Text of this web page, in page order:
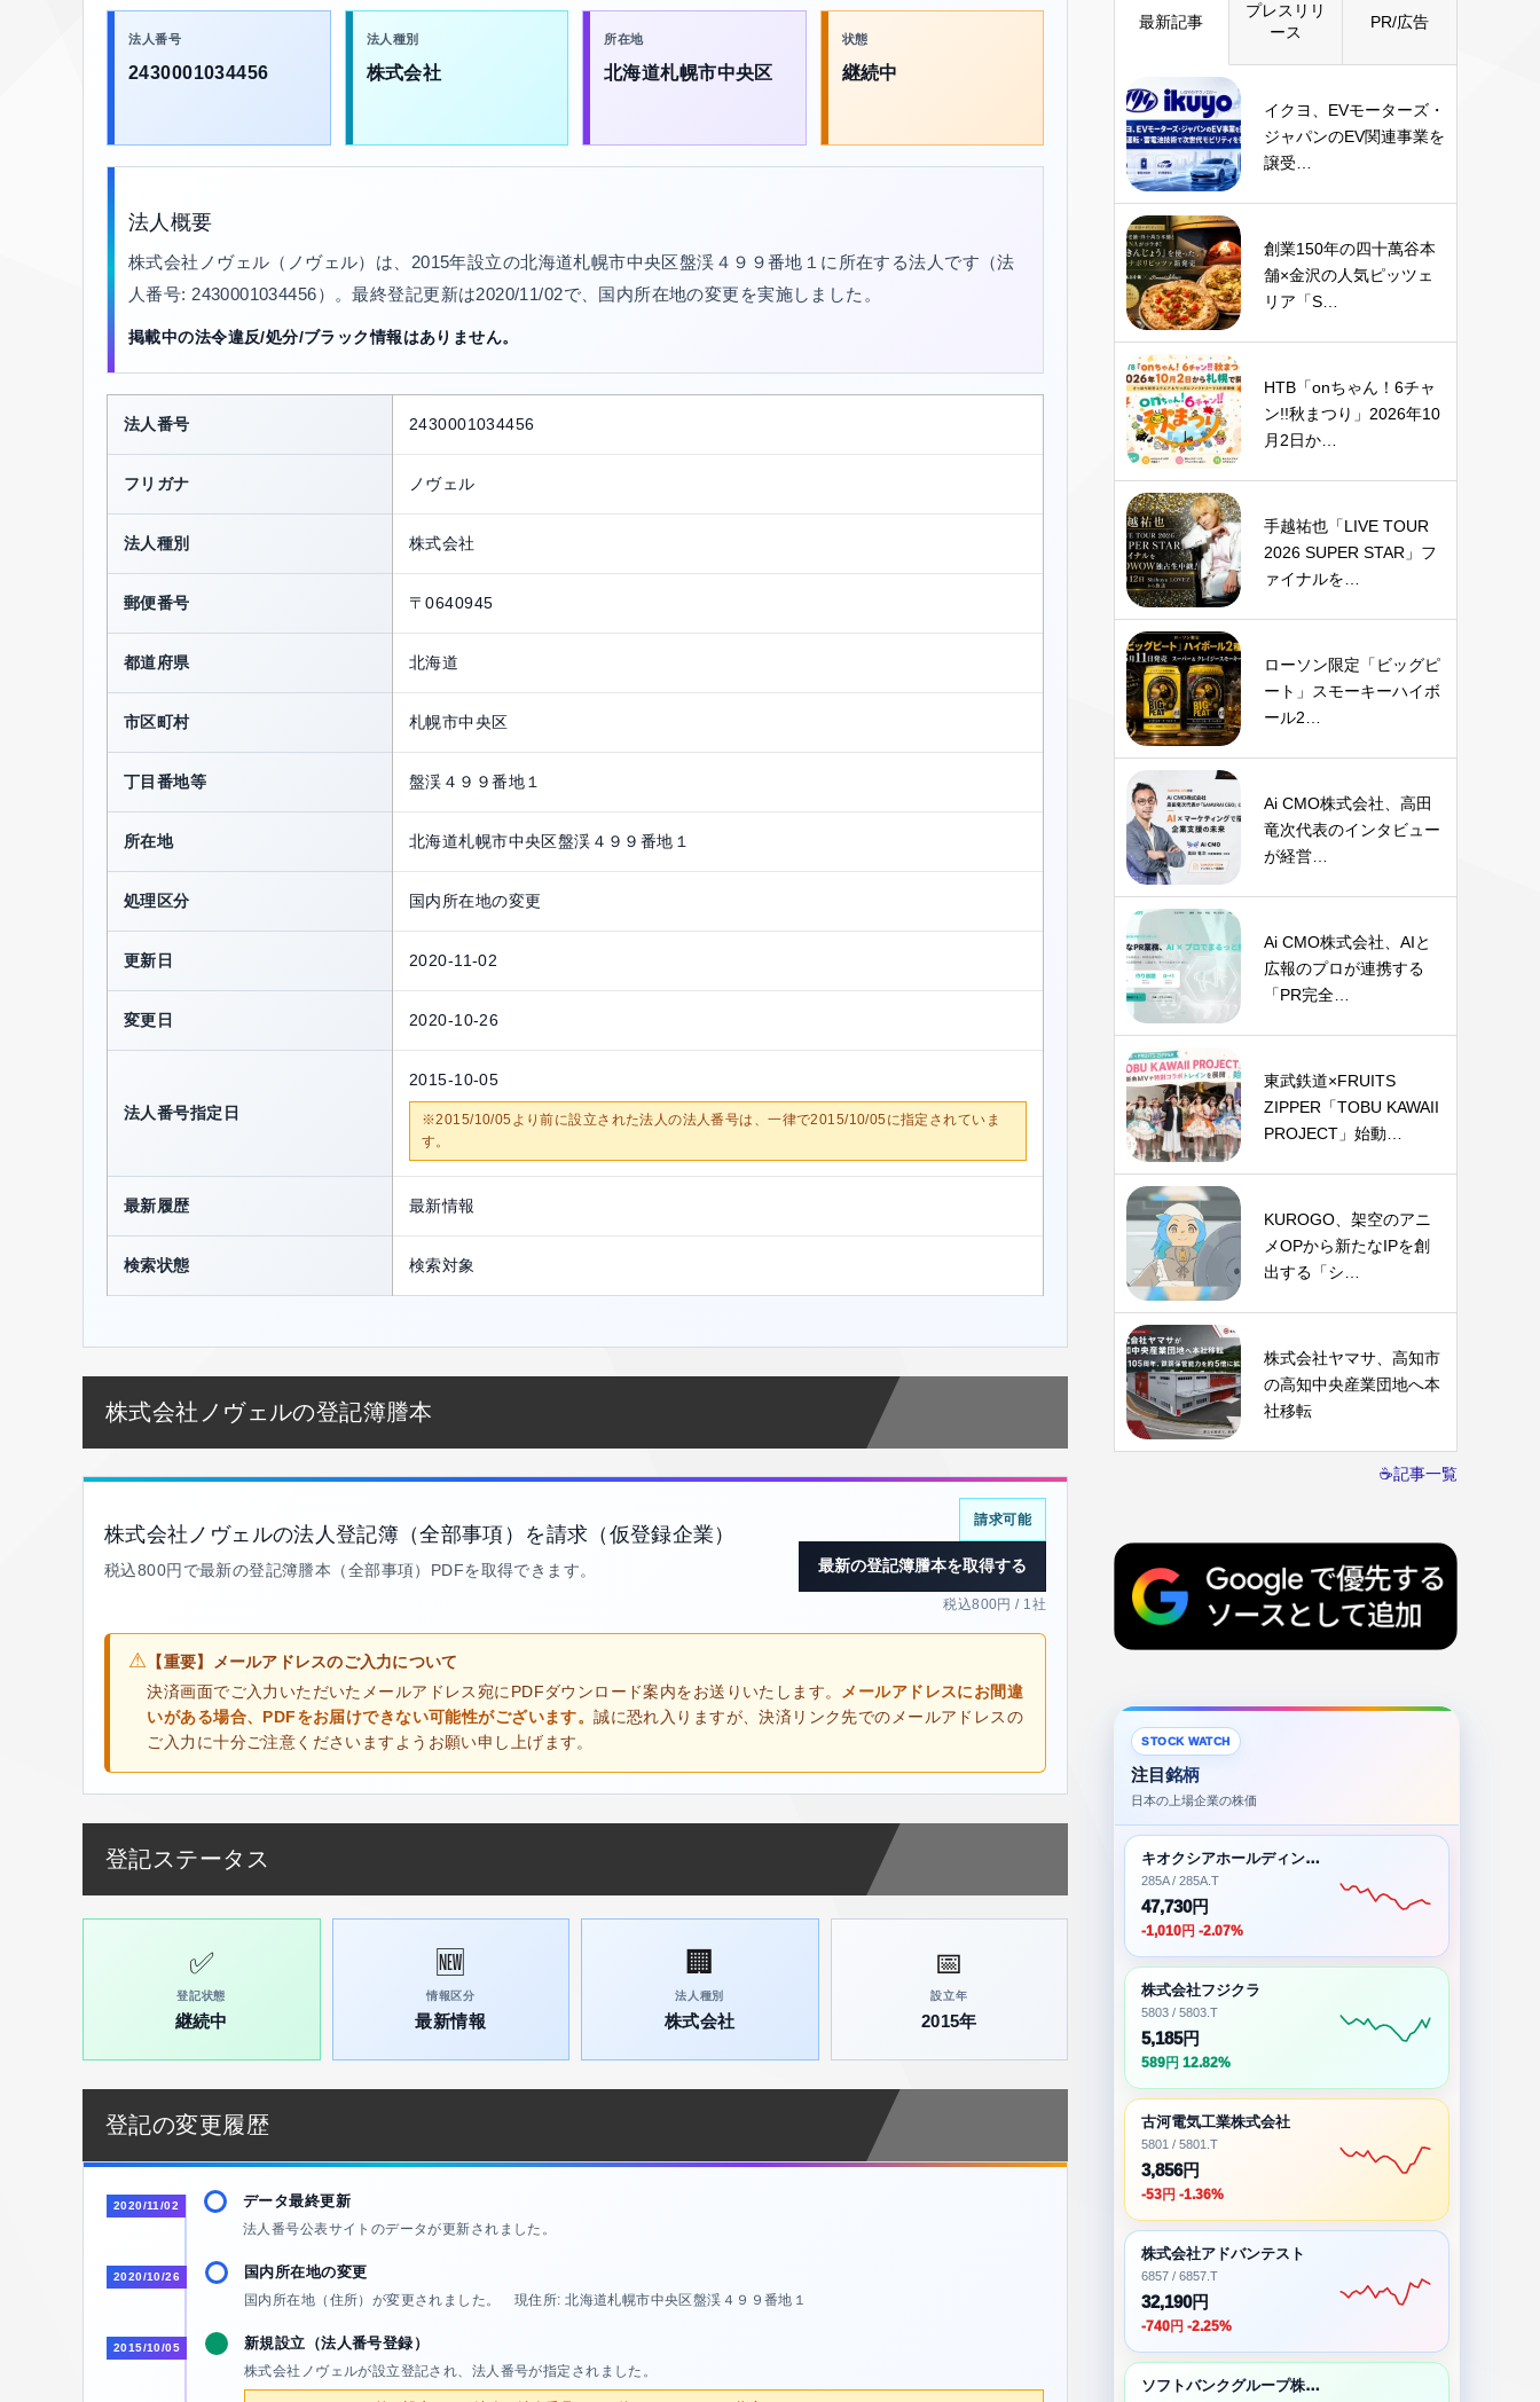
法人番号
2430001034456
法人種別
株式会社
所在地
北海道札幌市中央区
状態
継続中
法人概要
株式会社ノヴェル（ノヴェル）は、2015年設立の北海道札幌市中央区盤渓４９９番地１に所在する法人です（法
人番号: 2430001034456）。最終登記更新は2020/11/02で、国内所在地の変更を実施しました。
掲載中の法令違反/処分/ブラック情報はありません。
法人番号 2430001034456
フリガナ ノヴェル
法人種別 株式会社
郵便番号 〒0640945
都道府県 北海道
市区町村 札幌市中央区
丁目番地等 盤渓４９９番地１
所在地 北海道札幌市中央区盤渓４９９番地１
処理区分 国内所在地の変更
更新日 2020-11-02
変更日 2020-10-26
法人番号指定日
2015-10-05
※2015/10/05より前に設立された法人の法人番号は、一律で2015/10/05に指定されていま
す。
最新履歴 最新情報
検索状態 検索対象
株式会社ノヴェルの登記簿謄本
株式会社ノヴェルの法人登記簿（全部事項）を請求（仮登録企業）
税込800円で最新の登記簿謄本（全部事項）PDFを取得できます。
請求可能
最新の登記簿謄本を取得する
税込800円 / 1社
⚠ 【重要】メールアドレスのご入力について
決済画面でご入力いただいたメールアドレス宛にPDFダウンロード案内をお送りいたします。 メールアドレスにお間違
いがある場合、PDFをお届けできない可能性がございます。誠に恐れ入りますが、決済リンク先でのメールアドレスの
ご入力に十分ご注意くださいますようお願い申し上げます。
登記ステータス
✅
登記状態
継続中
🆕
情報区分
最新情報
🏢
法人種別
株式会社
📅
設立年
2015年
登記の変更履歴
2020/11/02 データ最終更新
法人番号公表サイトのデータが更新されました。
2020/10/26 国内所在地の変更
国内所在地（住所）が変更されました。 現住所: 北海道札幌市中央区盤渓４９９番地１
2015/10/05 新規設立（法人番号登録）
株式会社ノヴェルが設立登記され、法人番号が指定されました。
最新記事
プレスリリ
ース
PR/広告
イクヨ、EVモーターズ・
ジャパンのEV関連事業を
譲受…
創業150年の四十萬谷本
舗×金沢の人気ピッツェ
リア「S…
HTB「onちゃん！6チャ
ン!!秋まつり」2026年10
月2日か…
手越祐也「LIVE TOUR
2026 SUPER STAR」フ
ァイナルを…
ローソン限定「ビッグピ
ート」スモーキーハイボ
ール2…
Ai CMO株式会社、高田
竜次代表のインタビュー
が経営…
Ai CMO株式会社、AIと
広報のプロが連携する
「PR完全…
東武鉄道×FRUITS
ZIPPER「TOBU KAWAII
PROJECT」始動…
KUROGO、架空のアニ
メOPから新たなIPを創
出する「シ…
株式会社ヤマサ、高知市
の高知中央産業団地へ本
社移転
☕記事一覧
STOCK WATCH
注目銘柄
日本の上場企業の株価
キオクシアホールディングス株式会社
285A / 285A.T
47,730円
-1,010円 -2.07%
株式会社フジクラ
5803 / 5803.T
5,185円
589円 12.82%
古河電気工業株式会社
5801 / 5801.T
3,856円
-53円 -1.36%
株式会社アドバンテスト
6857 / 6857.T
32,190円
-740円 -2.25%
ソフトバンクグループ株式会社